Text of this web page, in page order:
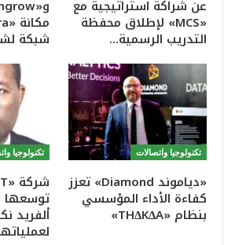
عن شراكة استراتيجية مع
«MCS» لإطلاق محفظة
التدريب الرسمية… شبكة
تكنولوجيا واتصالات
«دياموند Diamond» تعزز
كفاءة الأداء المؤسسي
بنظام «THΔKΔA»
تكنولوجيا
توسعها
ألفريد